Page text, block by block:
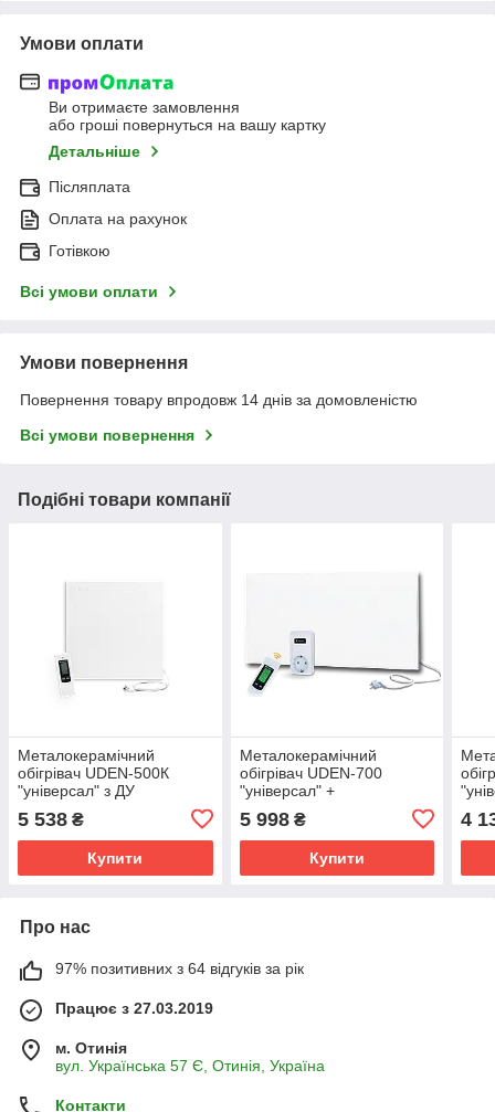
Умови оплати
Ви отримаєте замовлення
або гроші повернуться на вашу картку
Детальніше
Післяплата
Оплата на рахунок
Готівкою
Всі умови оплати
Умови повернення
Повернення товару впродовж 14 днів за домовленістю
Всі умови повернення
Подібні товари компанії
Металокерамічний
обігрівач UDEN-500К
"універсал" з ДУ
5 538 ₴
Купити
Металокерамічний
обігрівач UDEN-700
"універсал" +
терморегулятор UDEN TW
5 998₴
Купити
4
Про нас
97% позитивних з 64 відгуків за рік
Працює з 27.03.2019
м. Отинія
вул. Українська 57 Є, Отинія, Україна
Контакти